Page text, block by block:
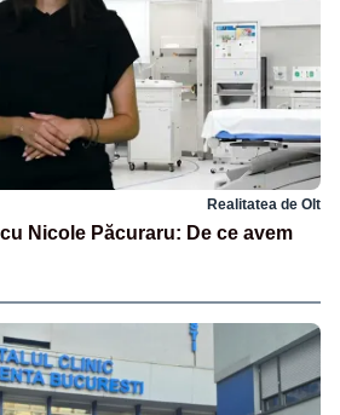
Realitatea de Olt
Nicole Păcuraru: De ce avem